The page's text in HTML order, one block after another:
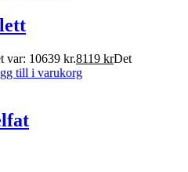
var: 10639 kr.8119 krDet
till i varukorg